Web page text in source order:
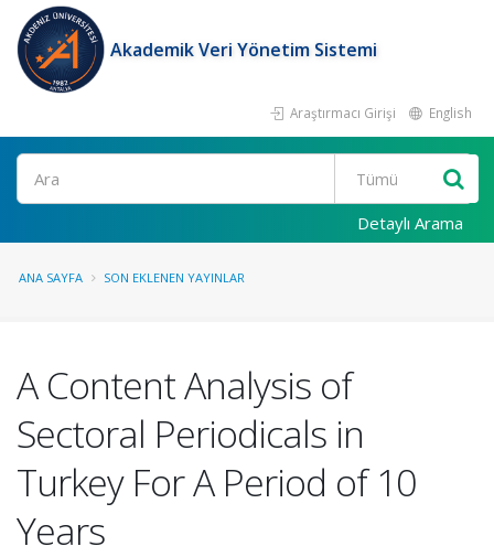
Akademik Veri Yönetim Sistemi
Araştırmacı Girişi English
Ara
Detaylı Arama
ANA SAYFA SON EKLENEN YAYINLAR
A Content Analysis of
Sectoral Periodicals in
Turkey For A Period of 10
Years